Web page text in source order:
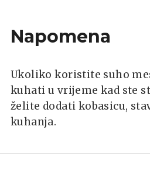
Napomena
Ukoliko koristite suho
kuhati u vrijeme kad ste
želite dodati kobasicu,
kuhanja.